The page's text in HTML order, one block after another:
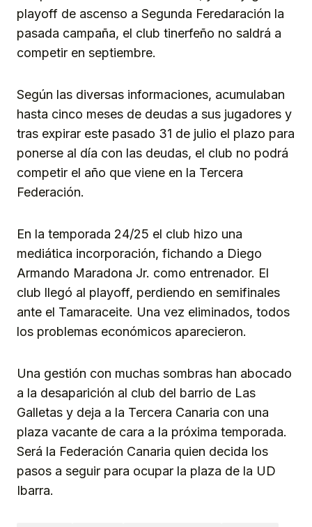
playoff de ascenso a Segunda Feredaración la
pasada campaña, el club tinerfeño no saldrá a
competir en septiembre.
Según las diversas informaciones, acumulaban
hasta cinco meses de deudas a sus jugadores y
tras expirar este pasado 31 de julio el plazo para
ponerse al día con las deudas, el club no podrá
competir el año que viene en la Tercera
Federación.
En la temporada 24/25 el club hizo una
mediática incorporación, fichando a Diego
Armando Maradona Jr. como entrenador. El
club llegó al playoff, perdiendo en semifinales
ante el Tamaraceite. Una vez eliminados, todos
los problemas económicos aparecieron.
Una gestión con muchas sombras han abocado
a la desaparición al club del barrio de Las
Galletas y deja a la Tercera Canaria con una
plaza vacante de cara a la próxima temporada.
Será la Federación Canaria quien decida los
pasos a seguir para ocupar la plaza de la UD
Ibarra.